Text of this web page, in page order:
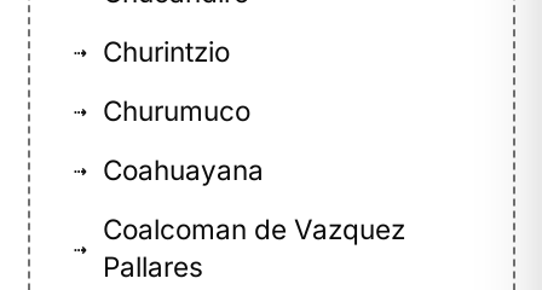
⇢ Churintzio
⇢ Churumuco
⇢ Coahuayana
⇢
Coalcoman de Vazquez
Pallares